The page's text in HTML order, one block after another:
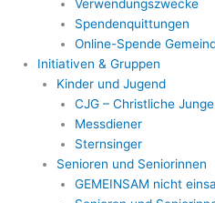
Verwendungszwecke
Spendenquittungen
Online-Spende
Initiativen & Gruppen
Kinder und Jugend
CJG – Christliche
Messdiener
Sternsinger
Senioren und Seniorinnen
GEMEINSAM nicht